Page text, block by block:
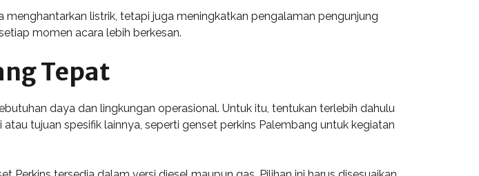
listrik, tetapi juga meningkatkan pengalaman pengunjung
momen acara lebih berkesan.
Tepat
daya dan lingkungan operasional. Untuk itu, tentukan terlebih dahulu
tujuan spesifik lainnya, seperti genset perkins Palembang untuk kegiatan